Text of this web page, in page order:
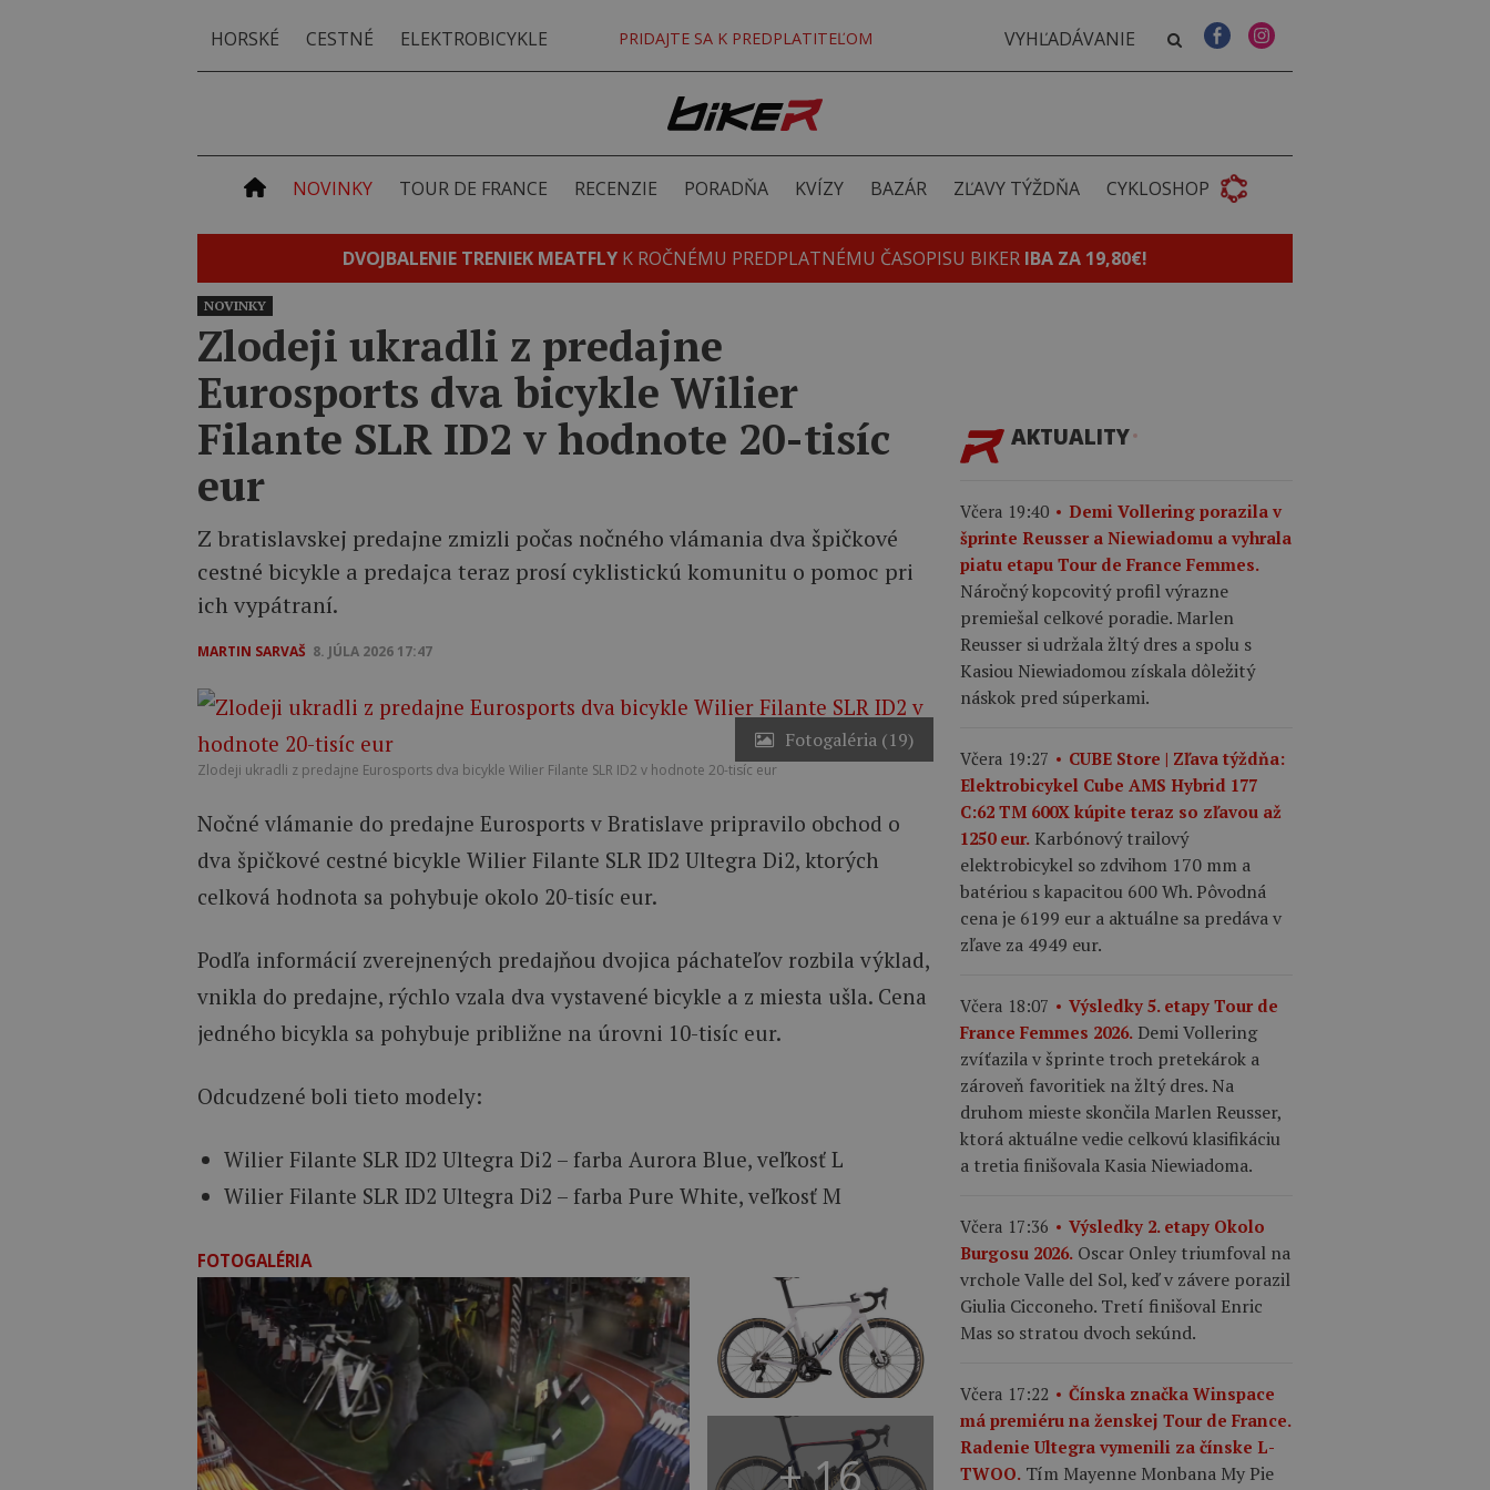
HORSKÉ CESTNÉ ELEKTROBICYKLE PRIDAJTE SA K PREDPLATITEĽOM
NOVINKY TOUR DE FRANCE RECENZIE PORADŇA KVÍZY BAZÁR ZĽAVY TÝŽDŇA CYKLOSHOP
DVOJBALENIE TRENIEK MEATFLY K ROČNÉMU PREDPLATNÉMU ČASOPISU BIKER IBA ZA 19,80€!
NOVINKY
Zlodeji ukradli z predajne
Eurosports dva bicykle Wilier
Filante SLR ID2 v hodnote 20-tisíc
eur
Z bratislavskej predajne zmizli počas nočného vlámania dva špičkové
cestné bicykle a predajca teraz prosí cyklistickú komunitu o pomoc pri
ich vypátraní.
MARTIN SARVAŠ 8. JÚLA 2026 17:47
Fotogaléria (19)
Zlodeji ukradli z predajne Eurosports dva bicykle Wilier Filante SLR ID2 v hodnote 20-tisíc eur
Nočné vlámanie do predajne Eurosports v Bratislave pripravilo obchod o
dva špičkové cestné bicykle Wilier Filante SLR ID2 Ultegra Di2, ktorých
celková hodnota sa pohybuje okolo 20-tisíc eur.
Podľa informácií zverejnených predajňou dvojica páchateľov rozbila výklad,
vnikla do predajne, rýchlo vzala dva vystavené bicykle a z miesta ušla. Cena
jedného bicykla sa pohybuje približne na úrovni 10-tisíc eur.
Odcudzené boli tieto modely:
Wilier Filante SLR ID2 Ultegra Di2 – farba Aurora Blue, veľkosť L
Wilier Filante SLR ID2 Ultegra Di2 – farba Pure White, veľkosť M
FOTOGALÉRIA
+ 16
AKTUALITY
Včera 19:40
Demi Vollering porazila v
šprinte Reusser a Niewiadomu a vyhrala
piatu etapu Tour de France Femmes.
Náročný kopcovitý profil výrazne
premiešal celkové poradie. Marlen
Reusser si udržala žltý dres a spolu s
Kasiou Niewiadomou získala dôležitý
náskok pred súperkami.
Včera 19:27
CUBE Store | Zľava týždňa:
Elektrobicykel Cube AMS Hybrid 177
C:62 TM 600X kúpite teraz so zľavou až
1250 eur. Karbónový trailový
elektrobicykel so zdvihom 170 mm a
batériou s kapacitou 600 Wh. Pôvodná
cena je 6199 eur a aktuálne sa predáva v
zľave za 4949 eur.
Včera 18:07
Výsledky 5. etapy Tour de
France Femmes 2026. Demi Vollering
zvíťazila v šprinte troch pretekárok a
zároveň favoritiek na žltý dres. Na
druhom mieste skončila Marlen Reusser,
ktorá aktuálne vedie celkovú klasifikáciu
a tretia finišovala Kasia Niewiadoma.
Včera 17:36
Výsledky 2. etapy Okolo
Burgosu 2026. Oscar Onley triumfoval na
vrchole Valle del Sol, keď v závere porazil
Giulia Cicconeho. Tretí finišoval Enric
Mas so stratou dvoch sekúnd.
Včera 17:22
Čínska značka Winspace
má premiéru na ženskej Tour de France.
Radenie Ultegra vymenili za čínske L-
TWOO. Tím Mayenne Monbana My Pie